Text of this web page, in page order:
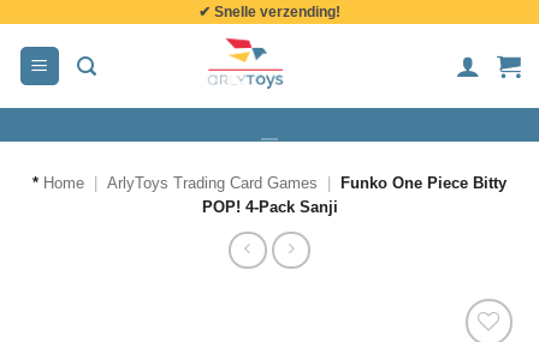
inhoud
✔ Snelle verzending!
* Home ArlyToys Trading Card Games
Funko One Piece Bitty
POP! 4-Pack Sanji